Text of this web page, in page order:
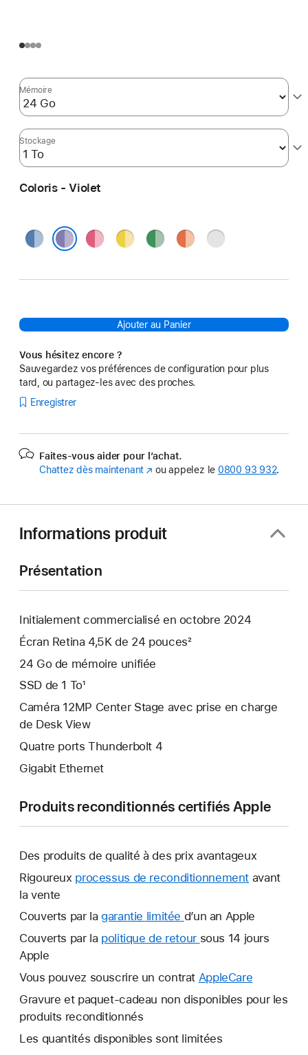
Mémoire
Stockage
Coloris - Violet
Bleu Rose JauneVert OrangeArgent
Ajouter au Panier
Vous hésitez encore ?
Sauvegardez vos préférences de configuration pour plus
tard, ou partagez-les avec des proches.
Enregistrer
Faites-vous aider pour l’achat.
Chattez dès maintenant (s’ouvre
ou appelez le 0800 93 932.
Informations produit
Présentation
Initialement commercialisé en octobre 2024
Écran Retina 4,5K de 24 pouces²
24 Go de mémoire unifiée
SSD de 1 To¹
Caméra 12MP Center Stage avec prise en charge
de Desk View
Quatre ports Thunderbolt 4
Gigabit Ethernet
Produits reconditionnés certifiés Apple
Des produits de qualité à des prix avantageux
Rigoureux processus de reconditionnement avant
la vente
Couverts par la garantie limitée Une
nouvelle
d’un an Apple
Couverts par la politique de retour Une
fenêtre
sous 14 jours
Apple
Vous pouvez souscrire un contrat AppleCare
nouvelle
Gravure et paquet-cadeau non disponibles pour les
produits reconditionnés
Les quantités disponibles sont limitées